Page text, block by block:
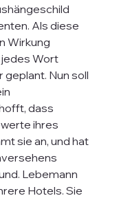
Als diese
Wirkung
Wort
Nun soll
dass
ihres
sie an, und hat
Lebemann
Hotels. Sie